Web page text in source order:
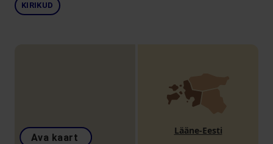
KIRIKUD
Ava kaart
Lääne-Eesti